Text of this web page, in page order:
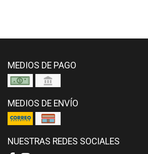
MEDIOS DE PAGO
MEDIOS DE ENVÍO
NUESTRAS REDES SOCIALES